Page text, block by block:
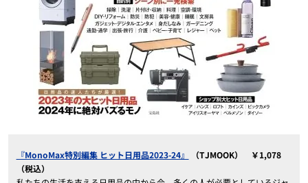
『MonoMax特別編集 ヒット日用品2023-24』
（TJMOOK） ￥1,078
（税込）